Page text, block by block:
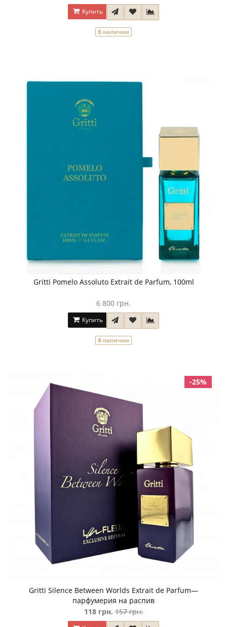
Купить
В наличии
Gritti Pomelo Assoluto Extrait de Parfum, 100ml
6 800 грн.
Купить
В наличии
-25%
Gritti Silence Between Worlds Extrait de Parfum—
парфумерия на распив
118 грн. 157 грн.